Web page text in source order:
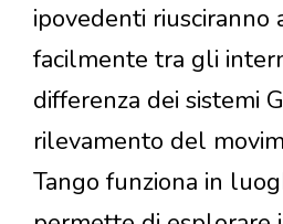
ipovedenti riusciranno
facilmente tra gli
differenza dei sistemi
rilevamento del
Tango funziona in